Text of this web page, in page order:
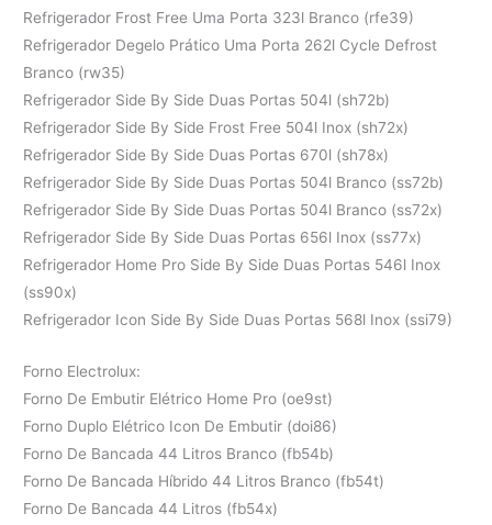
Refrigerador Frost Free Uma Porta 323l Branco (rfe39)
Refrigerador Degelo Prático Uma Porta 262l Cycle Defrost
Branco (rw35)
Refrigerador Side By Side Duas Portas 504l (sh72b)
Refrigerador Side By Side Frost Free 504l Inox (sh72x)
Refrigerador Side By Side Duas Portas 670l (sh78x)
Refrigerador Side By Side Duas Portas 504l Branco (ss72b)
Refrigerador Side By Side Duas Portas 504l Branco (ss72x)
Refrigerador Side By Side Duas Portas 656l Inox (ss77x)
Refrigerador Home Pro Side By Side Duas Portas 546l Inox
(ss90x)
Refrigerador Icon Side By Side Duas Portas 568l Inox (ssi79)
Forno Electrolux:
Forno De Embutir Elétrico Home Pro (oe9st)
Forno Duplo Elétrico Icon De Embutir (doi86)
Forno De Bancada 44 Litros Branco (fb54b)
Forno De Bancada Híbrido 44 Litros Branco (fb54t)
Forno De Bancada 44 Litros (fb54x)